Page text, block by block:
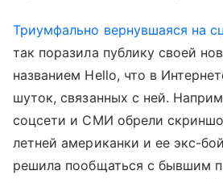
Триумфально вернувшаяся на
так поразила публику своей
названием Hello, что в
шуток, связанных с ней.
соцсети и СМИ обрели
летней американки и ее экс-
решила пообщаться с бывшим